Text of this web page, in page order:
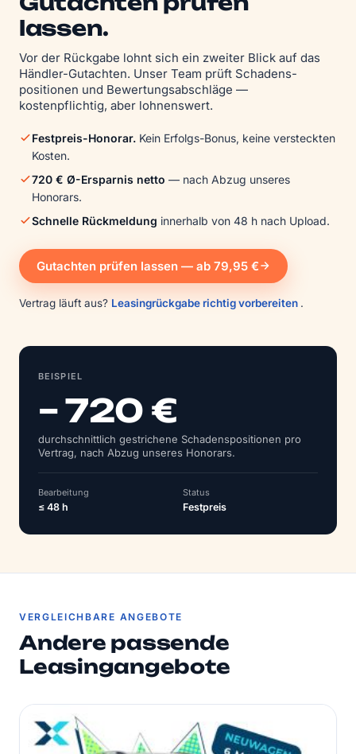
lassen.
Vor der Rückgabe lohnt sich ein zweiter Blick auf das
Händler-Gutachten. Unser Team prüft Schadens­
positionen und Bewertungs­abschläge —
kostenpflichtig, aber lohnenswert.
Festpreis-Honorar. Kein Erfolgs-Bonus, keine versteckten
Kosten.
720 € Ø-Ersparnis netto — nach Abzug unseres
Honorars.
Schnelle Rückmeldung innerhalb von 48 h nach Upload.
Gutachten prüfen lassen — ab 79,95 €
Vertrag läuft aus? Leasingrückgabe richtig vorbereiten .
BEISPIEL
– 720 €
durchschnittlich gestrichene Schadens­positionen pro
Vertrag, nach Abzug unseres Honorars.
Bearbeitung
≤ 48 h
Status
Festpreis
VERGLEICHBARE ANGEBOTE
Andere passende
Leasingangebote